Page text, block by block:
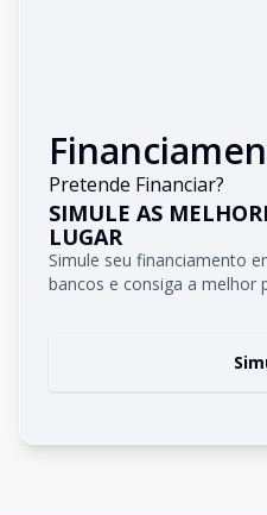
Pretende Financiar?
SIMULE AS
LUGAR
Simule seu financiamento
bancos e consiga a melhor